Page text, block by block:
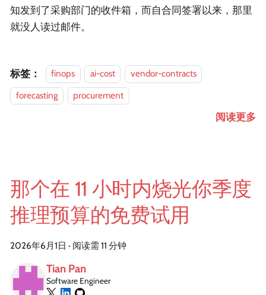
知发到了采购部门的收件箱，而自合同签署以来，那里
就没人读过邮件。
标签： finops ai-cost
vendor-contracts
forecasting
procurement
阅读更多
那个在 11 小时内烧光你季度
推理预算的免费试用
2026年6月1日 · 阅读需 11 分钟
Tian Pan
Software Engineer